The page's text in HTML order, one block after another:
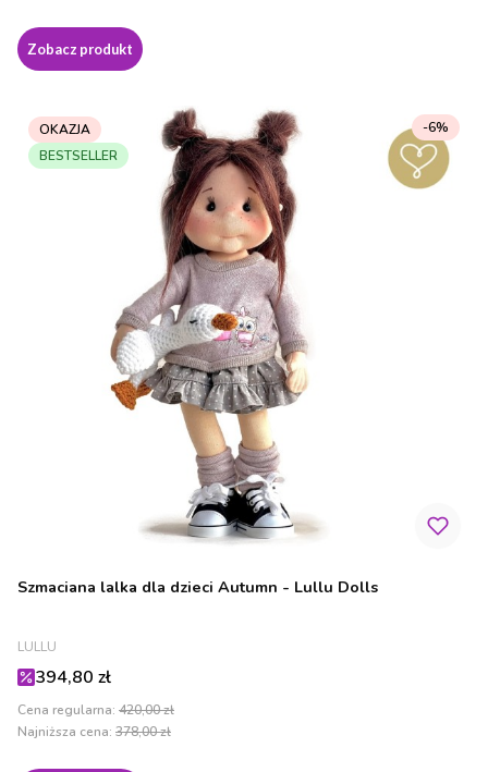
Zobacz produkt
OKAZJA
BESTSELLER
Szmaciana lalka dla dzieci Autumn - Lullu Dolls
PRODUCENT
LULLU
Cena promocyjna
394,80 zł
Cena regularna: 420,00 zł
-6%
Najniższa cena: 378,00 zł